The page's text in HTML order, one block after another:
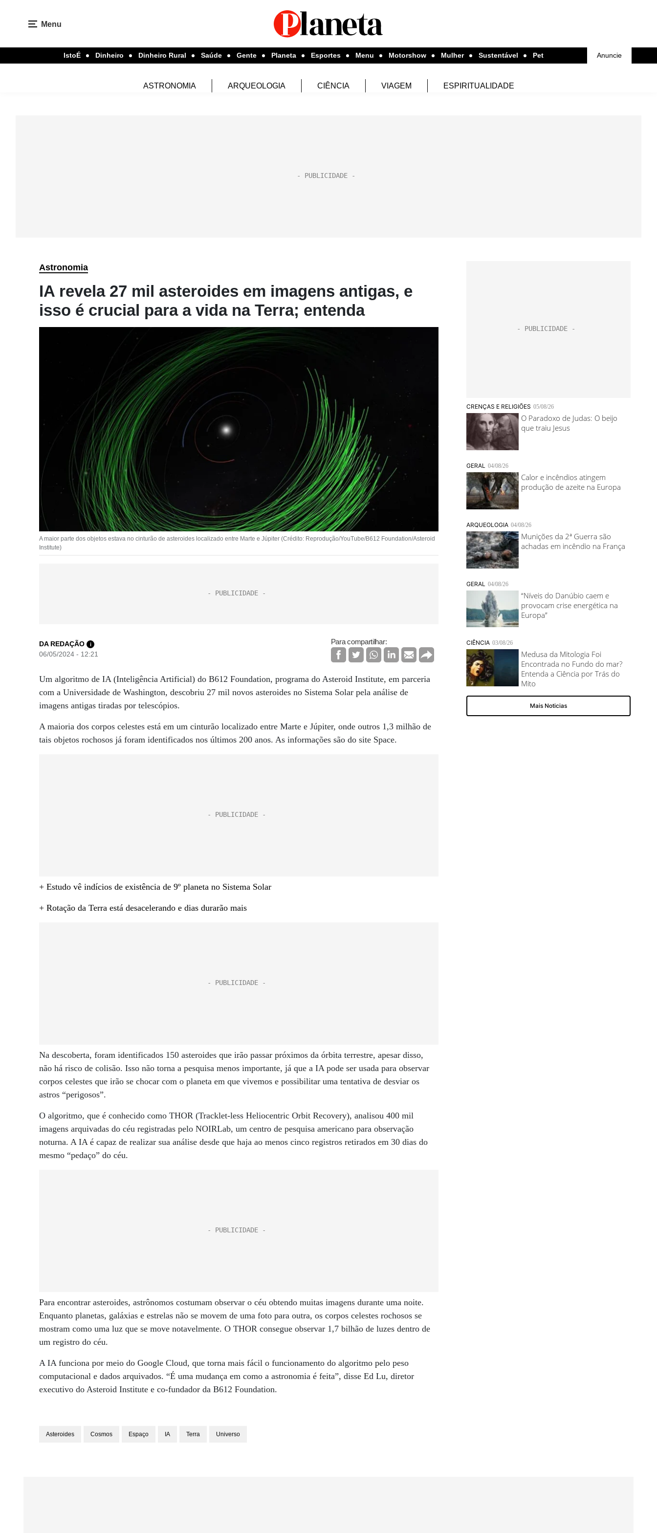
Menu
IstoÉ Dinheiro Dinheiro Rural Saúde Gente Planeta Esportes Menu Motorshow Mulher Sustentável Pet Anuncie
ASTRONOMIA ARQUEOLOGIA CIÊNCIA VIAGEM ESPIRITUALIDADE
Astronomia
IA revela 27 mil asteroides em imagens antigas, e
isso é crucial para a vida na Terra; entenda
A maior parte dos objetos estava no cinturão de asteroides localizado entre Marte e Júpiter (Crédito: Reprodução/YouTube/B612 Foundation/Asteroid
Institute)
DA REDAÇÃO i
06/05/2024 - 12:21
Para compartilhar:
Um algoritmo de IA (Inteligência Artificial) do B612 Foundation, programa do Asteroid Institute, em parceria
com a Universidade de Washington, descobriu 27 mil novos asteroides no Sistema Solar pela análise de
imagens antigas tiradas por telescópios.
A maioria dos corpos celestes está em um cinturão localizado entre Marte e Júpiter, onde outros 1,3 milhão de
tais objetos rochosos já foram identificados nos últimos 200 anos. As informações são do site Space.
+ Estudo vê indícios de existência de 9º planeta no Sistema Solar
+ Rotação da Terra está desacelerando e dias durarão mais
Na descoberta, foram identificados 150 asteroides que irão passar próximos da órbita terrestre, apesar disso,
não há risco de colisão. Isso não torna a pesquisa menos importante, já que a IA pode ser usada para observar
corpos celestes que irão se chocar com o planeta em que vivemos e possibilitar uma tentativa de desviar os
astros “perigosos”.
O algoritmo, que é conhecido como THOR (Tracklet-less Heliocentric Orbit Recovery), analisou 400 mil
imagens arquivadas do céu registradas pelo NOIRLab, um centro de pesquisa americano para observação
noturna. A IA é capaz de realizar sua análise desde que haja ao menos cinco registros retirados em 30 dias do
mesmo “pedaço” do céu.
Para encontrar asteroides, astrônomos costumam observar o céu obtendo muitas imagens durante uma noite.
Enquanto planetas, galáxias e estrelas não se movem de uma foto para outra, os corpos celestes rochosos se
mostram como uma luz que se move notavelmente. O THOR consegue observar 1,7 bilhão de luzes dentro de
um registro do céu.
A IA funciona por meio do Google Cloud, que torna mais fácil o funcionamento do algoritmo pelo peso
computacional e dados arquivados. “É uma mudança em como a astronomia é feita”, disse Ed Lu, diretor
executivo do Asteroid Institute e co-fundador da B612 Foundation.
Asteroides Cosmos Espaço IA Terra Universo